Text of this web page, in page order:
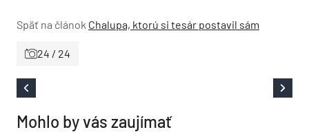
Späť na článok Chalupa, ktorú si tesár postavil sám
24 / 24
Mohlo by vás zaujímať